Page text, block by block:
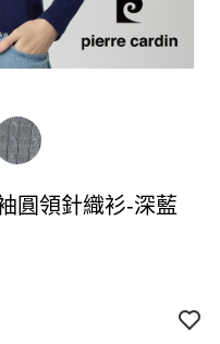
圓領針織衫-深藍